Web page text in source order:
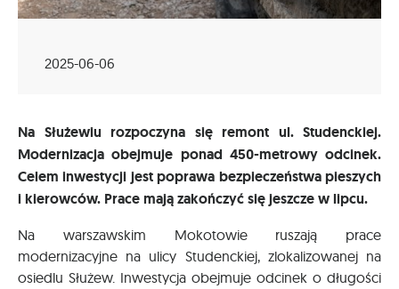
2025-06-06
Na Służewiu rozpoczyna się remont ul. Studenckiej.
Modernizacja obejmuje ponad 450-metrowy odcinek.
Celem inwestycji jest poprawa bezpieczeństwa pieszych
i kierowców. Prace mają zakończyć się jeszcze w lipcu.
Na warszawskim Mokotowie ruszają prace
modernizacyjne na ulicy Studenckiej, zlokalizowanej na
osiedlu Służew. Inwestycja obejmuje odcinek o długości